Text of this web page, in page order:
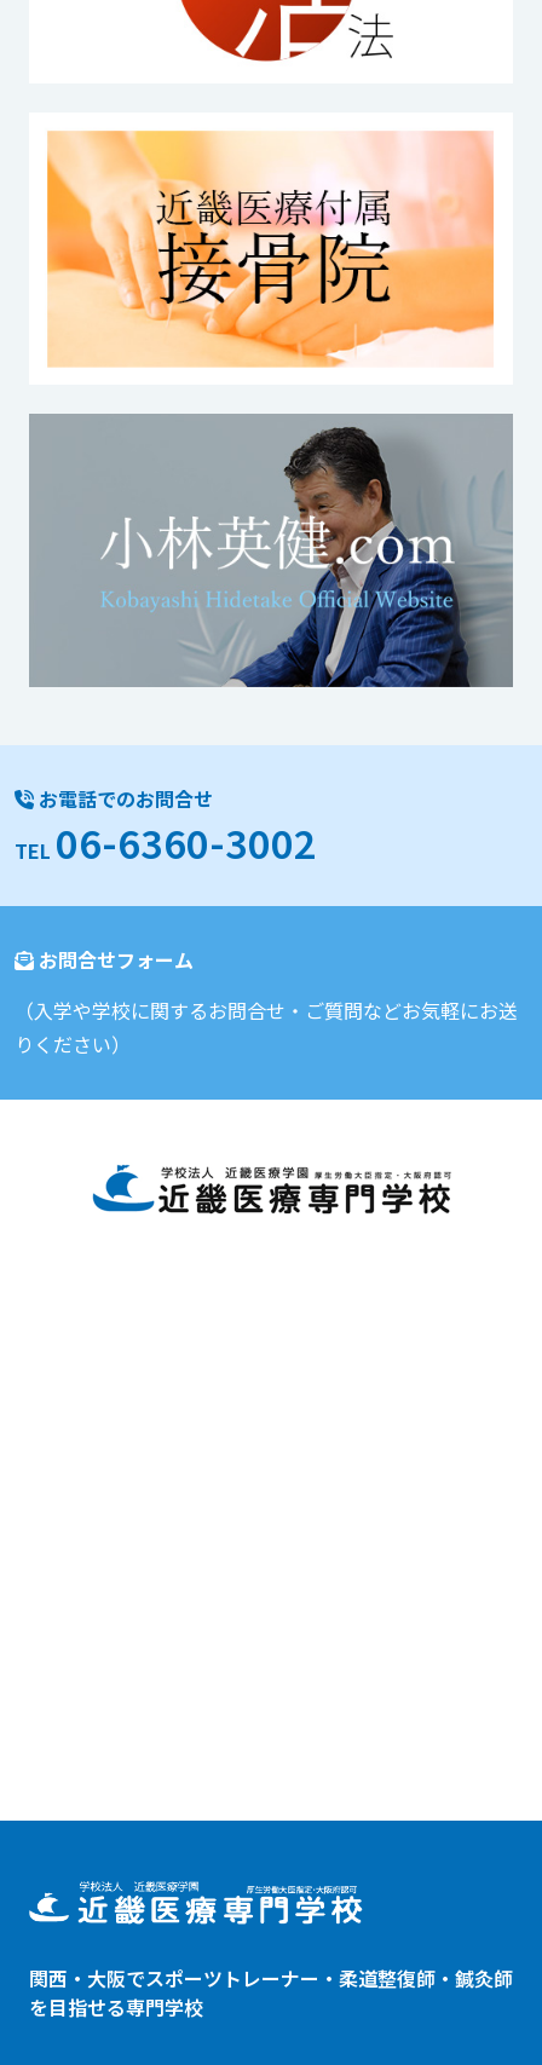
お電話でのお問合せ
TEL 06-6360-3002
お問合せフォーム
（入学や学校に関するお問合せ・ご質問などお気軽にお送
りください）
関西・大阪でスポーツトレーナー・ 柔道整復師 ・鍼灸師
を目指せる専門学校